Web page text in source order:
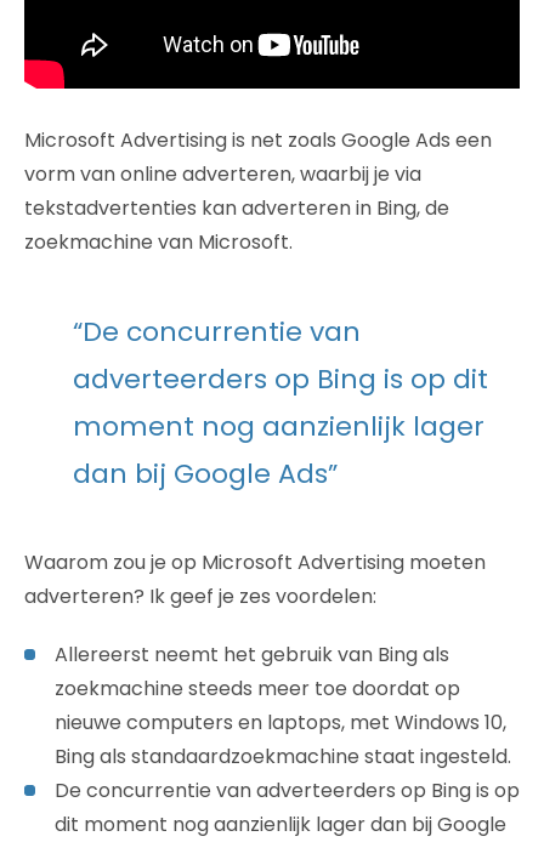
Microsoft Advertising is net zoals Google Ads een
vorm van online adverteren, waarbij je via
tekstadvertenties kan adverteren in Bing, de
zoekmachine van Microsoft.
“De concurrentie van
adverteerders op Bing is op dit
moment nog aanzienlijk lager
dan bij Google Ads”
Waarom zou je op Microsoft Advertising moeten
adverteren? Ik geef je zes voordelen:
Allereerst neemt het gebruik van Bing als
zoekmachine steeds meer toe doordat op
nieuwe computers en laptops, met Windows 10,
Bing als standaardzoekmachine staat ingesteld.
De concurrentie van adverteerders op Bing is op
dit moment nog aanzienlijk lager dan bij Google